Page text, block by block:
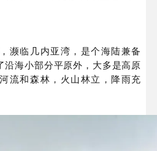
濒临几内亚湾，是个海陆兼备
沿海小部分平原外，大多是高原
流和森林，火山林立，降雨充